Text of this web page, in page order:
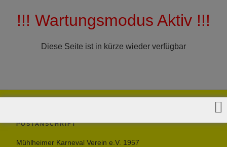
!!! Wartungsmodus Aktiv !!!
Diese Seite ist in kürze wieder verfügbar
POSTANSCHRIFT
Mühlheimer Karneval Verein e.V. 1957